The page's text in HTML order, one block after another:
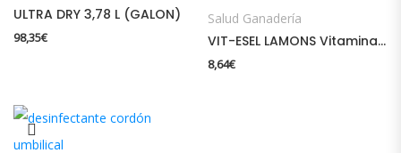
ULTRA DRY 3,78 L (GALON)
98,35€
Salud Ganadería
VIT-ESEL LAMONS Vitamina E y Selenio
8,64€